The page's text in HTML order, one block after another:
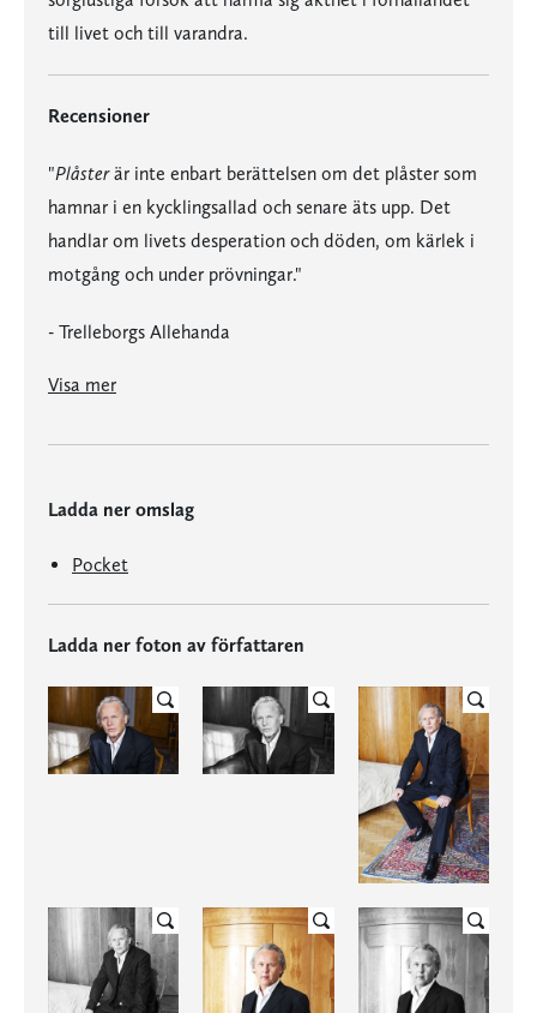
till livet och till varandra.
Recensioner
"Plåsterär inte enbart berättelsen om det plåster som
hamnar i en kycklingsallad och senare äts upp. Det
handlar om livets desperation och döden, om kärlek i
motgång och under prövningar."
- Trelleborgs Allehanda
Visa mer
Ladda ner omslag
Pocket
Ladda ner foton av författaren